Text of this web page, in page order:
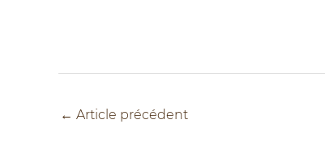
← Article précédent